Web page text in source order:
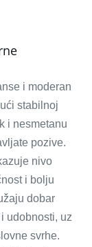
i moderan
stabilnoj
i nesmetanu
pozive.
nivo
i bolju
dobar
udobnosti, uz
svrhe.